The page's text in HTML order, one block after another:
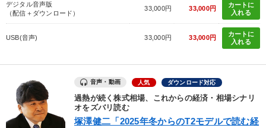
全国経営者セミナー収録物以外の経営教材（全762タイトル）からお探
しいただけます
最新刊・戦略参謀ChatGPT実戦法と中小企業のDXと講話ご案内
オーナー社長の「現場力の経営」＋現場の「儲ける力」をさらに
高める教材２選
デジタル音声版
（配信＋ダウンロード）
33,000円 33,000円
カートに
入れる
USB(音声) 33,000円 33,000円
カートに
入れる
音声・動画 人気 ダウンロード対応
過熱が続く株式相場、これからの経済・相場シナリ
オをズバリ読む
塚澤健二「2025年冬からのT2モデルで読む経